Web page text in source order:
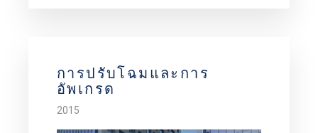
การปรับโฉมและการ
อัพเกรด
2015